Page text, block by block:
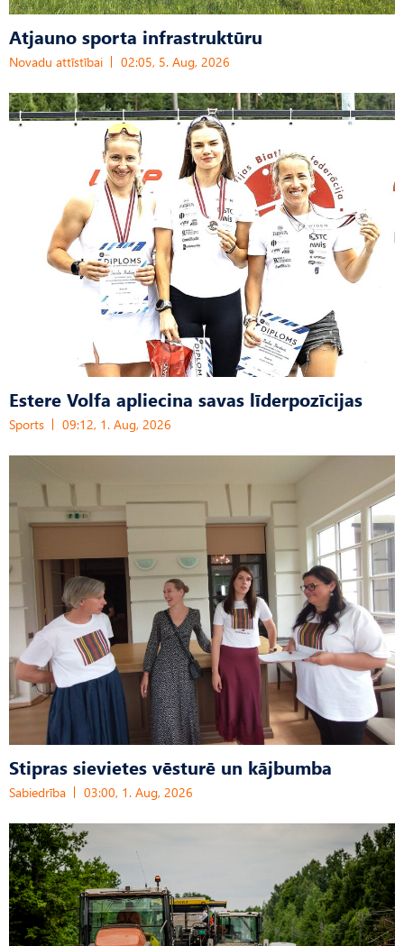
Atjauno sporta infrastruktūru
Novadu attīstībai 02:05, 5. Aug, 2026
Estere Volfa apliecina savas līderpozīcijas
Sports 09:12, 1. Aug, 2026
Stipras sievietes vēsturē un kājbumba
Sabiedrība 03:00, 1. Aug, 2026